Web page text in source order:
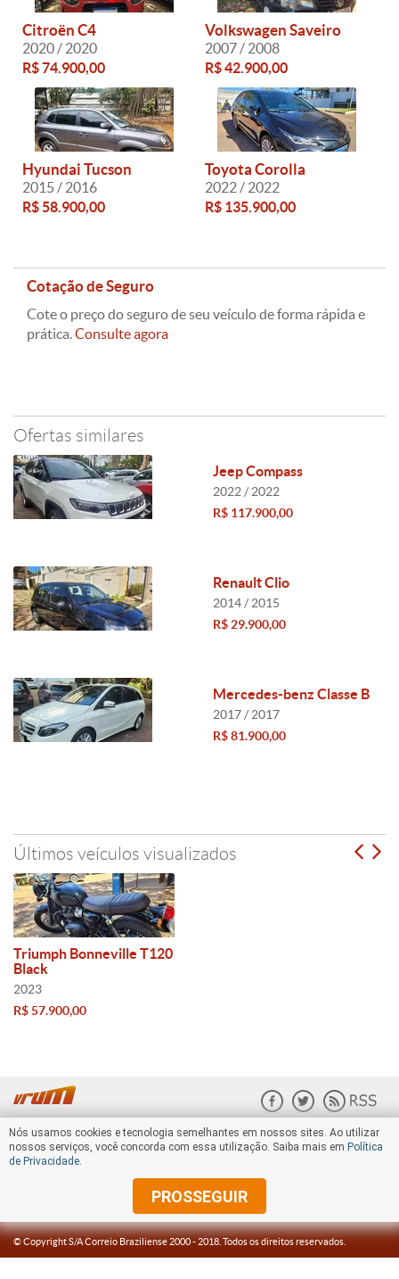
Citroën C4
2020 / 2020
R$ 74.900,00
Volkswagen Saveiro
2007 / 2008
R$ 42.900,00
Hyundai Tucson
2015 / 2016
R$ 58.900,00
Toyota Corolla
2022 / 2022
R$ 135.900,00
Cotação de Seguro
Cote o preço do seguro de seu veículo de forma rápida e
prática.Consulte agora
Ofertas similares
Jeep Compass
2022 / 2022
R$ 117.900,00
Renault Clio
2014 / 2015
R$ 29.900,00
Mercedes-benz Classe B
2017 / 2017
R$ 81.900,00
Últimos veículos visualizados
Triumph Bonneville T120
Black
2023
R$ 57.900,00
© Copyright S/A Correio Braziliense 2000 -2018. Todos os direitos reservados.
Nós usamos cookies e tecnologia semelhantes em nossos sites. Ao utilizar
nossos serviços, você concorda com essa utilização. Saiba mais em Política
de Privacidade.
PROSSEGUIR